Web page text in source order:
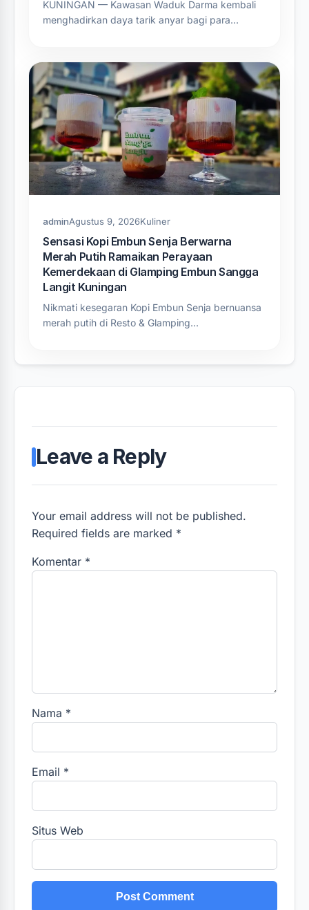
KUNINGAN — Kawasan Waduk Darma kembali
menghadirkan daya tarik anyar bagi para…
adminAgustus 9, 2026Kuliner
Sensasi Kopi Embun Senja Berwarna
Merah Putih Ramaikan Perayaan
Kemerdekaan di Glamping Embun Sangga
Langit Kuningan
Nikmati kesegaran Kopi Embun Senja bernuansa
merah putih di Resto & Glamping…
Leave a Reply
Your email address will not be published.
Required fields are marked *
Komentar *
Nama *
Email *
Situs Web